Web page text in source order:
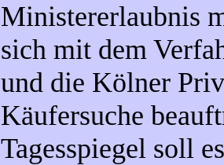
Ministererlaubnis
sich mit dem
und die Kölner
Käufersuche
Tagesspiegel soll